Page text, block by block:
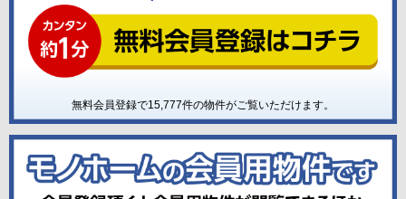
無料会員登録で15,777件の物件がご覧いただけます。